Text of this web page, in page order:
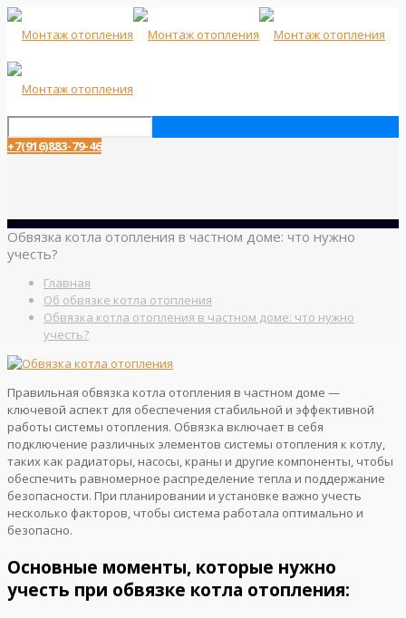
+7(916)883-79-46
Обвязка котла отопления в частном доме: что нужно
учесть?
Главная
Об обвязке котла отопления
Обвязка котла отопления в частном доме: что нужно
учесть?
Правильная обвязка котла отопления в частном доме —
ключевой аспект для обеспечения стабильной и эффективной
работы системы отопления. Обвязка включает в себя
подключение различных элементов системы отопления к котлу,
таких как радиаторы, насосы, краны и другие компоненты, чтобы
обеспечить равномерное распределение тепла и поддержание
безопасности. При планировании и установке важно учесть
несколько факторов, чтобы система работала оптимально и
безопасно.
Основные моменты, которые нужно
учесть при обвязке котла отопления: